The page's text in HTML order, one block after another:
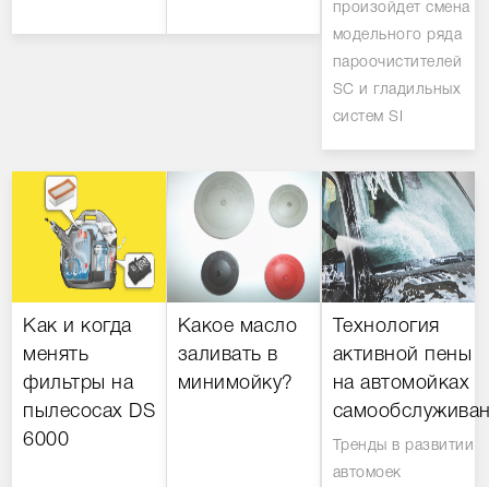
произойдет смена
модельного ряда
пароочистителей
SC и гладильных
систем SI
Как и когда
менять
фильтры на
пылесосах DS
6000
Какое масло
заливать в
минимойку?
Технология
активной пены
на автомойках
Тренды в развитии
автомоек